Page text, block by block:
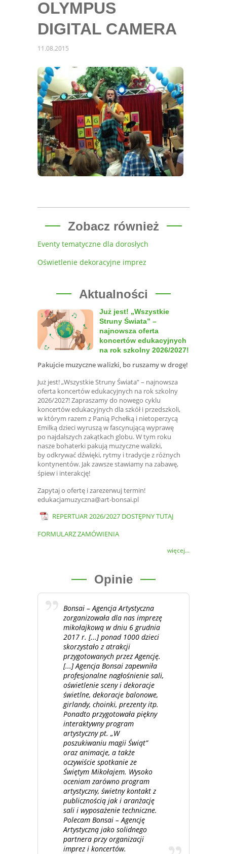
OLYMPUS
DIGITAL CAMERA
11.08.2015
Zobacz również
Eventy tematyczne dla dorosłych
Oświetlenie dekoracyjne imprez
Aktualności
Już jest! „Wszystkie
Struny Świata” –
najnowsza oferta
koncertów edukacyjnych
na rok szkolny 2026/2027!
Pakujcie muzyczne walizki, bo ruszamy w drogę!
Już jest! „Wszystkie Struny Świata” – najnowsza
oferta koncertów edukacyjnych na rok szkolny
2026/2027! Zapraszamy do nowego cyklu
koncertów edukacyjnych dla szkół i przedszkoli,
w którym razem z Panią Pchełką i nietoperzycą
Emilką dzieci wyruszą w fascynującą wyprawę
po najdalszych zakątkach globu. W tym roku
nasze bohaterki pakują muzyczne walizki,
by odkrywać dźwięki, rytmy i tradycje z różnych
kontynentów. Jak zawsze stawiamy na zabawę,
śpiew i interakcję!
Zapytaj o ofertę i zarezerwuj termin!
edukacjamuzyczna@art-bonsai.pl
REPERTUAR 2026/2027 DOSTĘPNY TUTAJ
FORMULARZ ZAMÓWIENIA
więcej...
Opinie
Bonsai – Agencja Artystyczna
zorganizowała dla nas imprezę
mikołajkową w dniu 6 grudnia
2017 r. [...] ponad 1000 dzieci
skorzystało z atrakcji
przygotowanych przez Agencję.
[...] Agencja Bonsai zapewniła
profesjonalne nagłośnienie sali,
oświetlenie sceny i dekoracje
świetlne, dekoracje balonowe,
girlandy, choinki, prezenty itp.
Ponadto przygotowała piękny
interaktywny program
artystyczny pt. „W
poszukiwaniu magii Świąt”
oraz animacje, a także
oczywiście spotkanie ze
Świętym Mikołajem. Wysoko
oceniam zarówno program
artystyczny, świetny kontakt z
publicznością jak i aranżację
sali i wyposażenie techniczne.
Polecam Bonsai – Agencję
Artystyczną jako solidnego
partnera przy organizacji
imprez i koncertów.